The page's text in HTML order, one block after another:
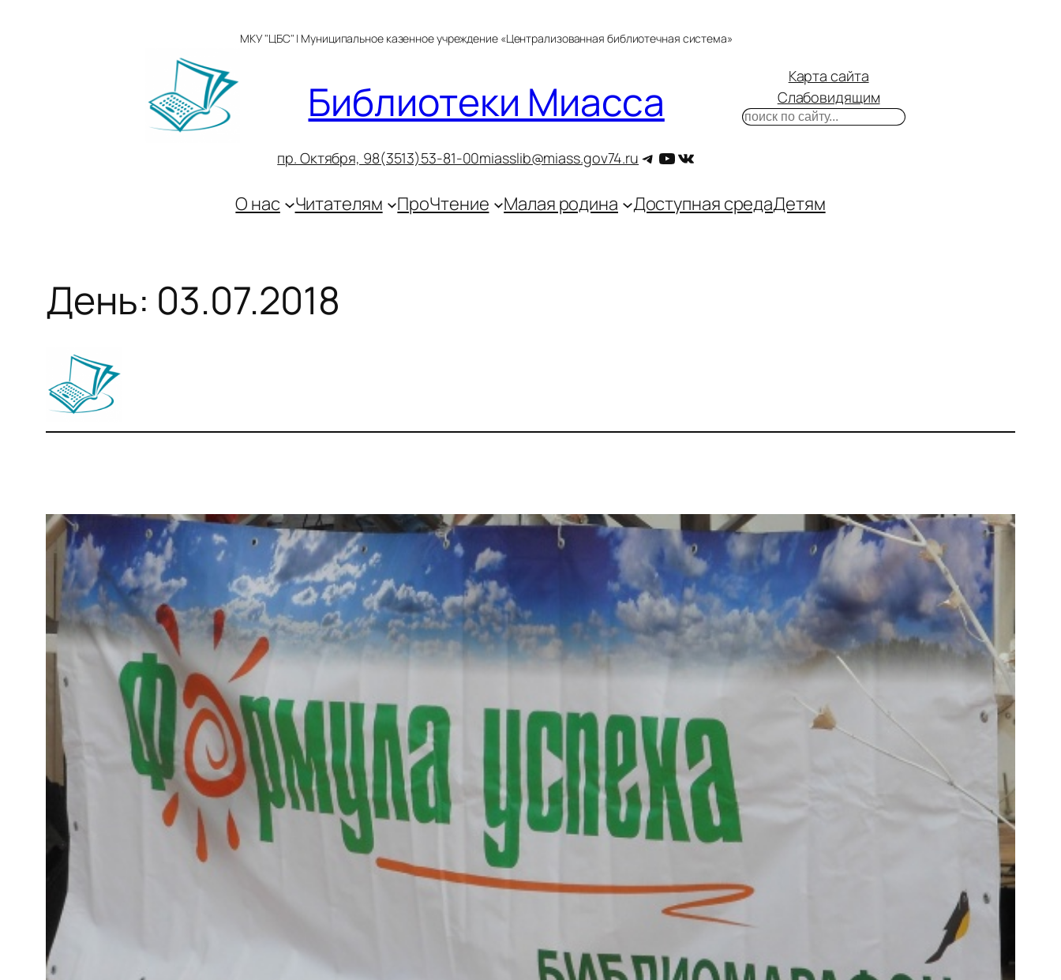
МКУ "ЦБС" | Муниципальное казенное учреждение «Централизованная библиотечная система»
Библиотеки Миасса
пр. Октября, 98(3513)53-81-00miasslib@miass.gov74.ru Telegram
YouTube
ВКонтакте
Карта сайта
Слабовидящим
Поиск
О нас Читателям ПроЧтение Малая родина Доступная средаДетям
День: 03.07.2018